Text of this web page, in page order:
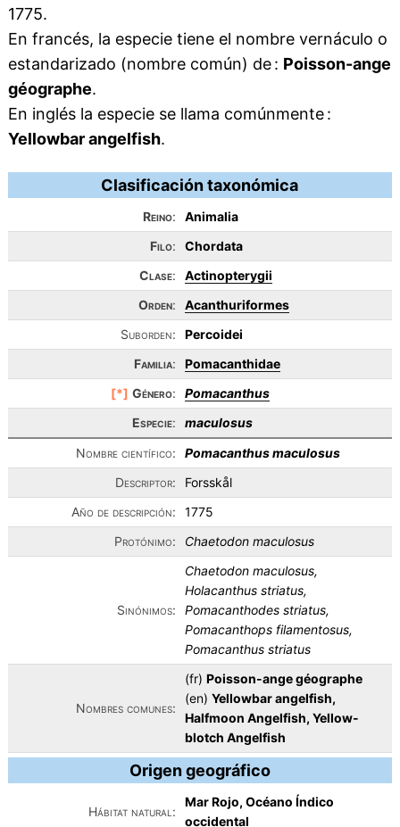
1775.
En francés, la especie tiene el nombre vernáculo o
estandarizado (nombre común) de : Poisson-ange
géographe.
En inglés la especie se llama comúnmente :
Yellowbar angelfish.
Clasificación taxonómica
Reino:
Animalia
Filo:
Chordata
Clase:
Actinopterygii
Orden:
Acanthuriformes
Suborden:
Percoidei
Familia:
Pomacanthidae
[*] Género:
Pomacanthus
Especie:
maculosus
Nombre científico:
Pomacanthus maculosus
Descriptor:
Forsskål
Año de descripción:
1775
Protónimo:
Chaetodon maculosus
Sinónimos:
Chaetodon maculosus,
Holacanthus striatus,
Pomacanthodes striatus,
Pomacanthops filamentosus,
Pomacanthus striatus
Nombres comunes:
(fr) Poisson-ange géographe
(en) Yellowbar angelfish,
Halfmoon Angelfish, Yellow-
blotch Angelfish
Origen geográfico
Hábitat natural:
Mar Rojo, Océano Índico
occidental